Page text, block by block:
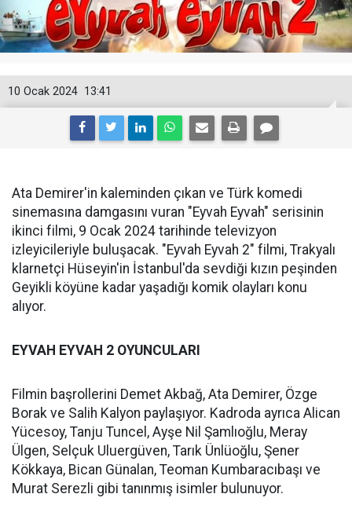
13:41
10 Ocak 2024
Ata Demirer'in kaleminden çıkan ve Türk komedi
sinemasına damgasını vuran "Eyvah Eyvah" serisinin
ikinci filmi, 9 Ocak 2024 tarihinde televizyon
izleyicileriyle buluşacak. "Eyvah Eyvah 2" filmi, Trakyalı
klarnetçi Hüseyin'in İstanbul'da sevdiği kızın peşinden
Geyikli köyüne kadar yaşadığı komik olayları konu
alıyor.
EYVAH EYVAH 2 OYUNCULARI
Filmin başrollerini Demet Akbağ, Ata Demirer, Özge
Borak ve Salih Kalyon paylaşıyor. Kadroda ayrıca Alican
Yücesoy, Tanju Tuncel, Ayşe Nil Şamlıoğlu, Meray
Ülgen, Selçuk Uluergüven, Tarık Ünlüoğlu, Şener
Kökkaya, Bican Günalan, Teoman Kumbaracıbaşı ve
Murat Serezli gibi tanınmış isimler bulunuyor.